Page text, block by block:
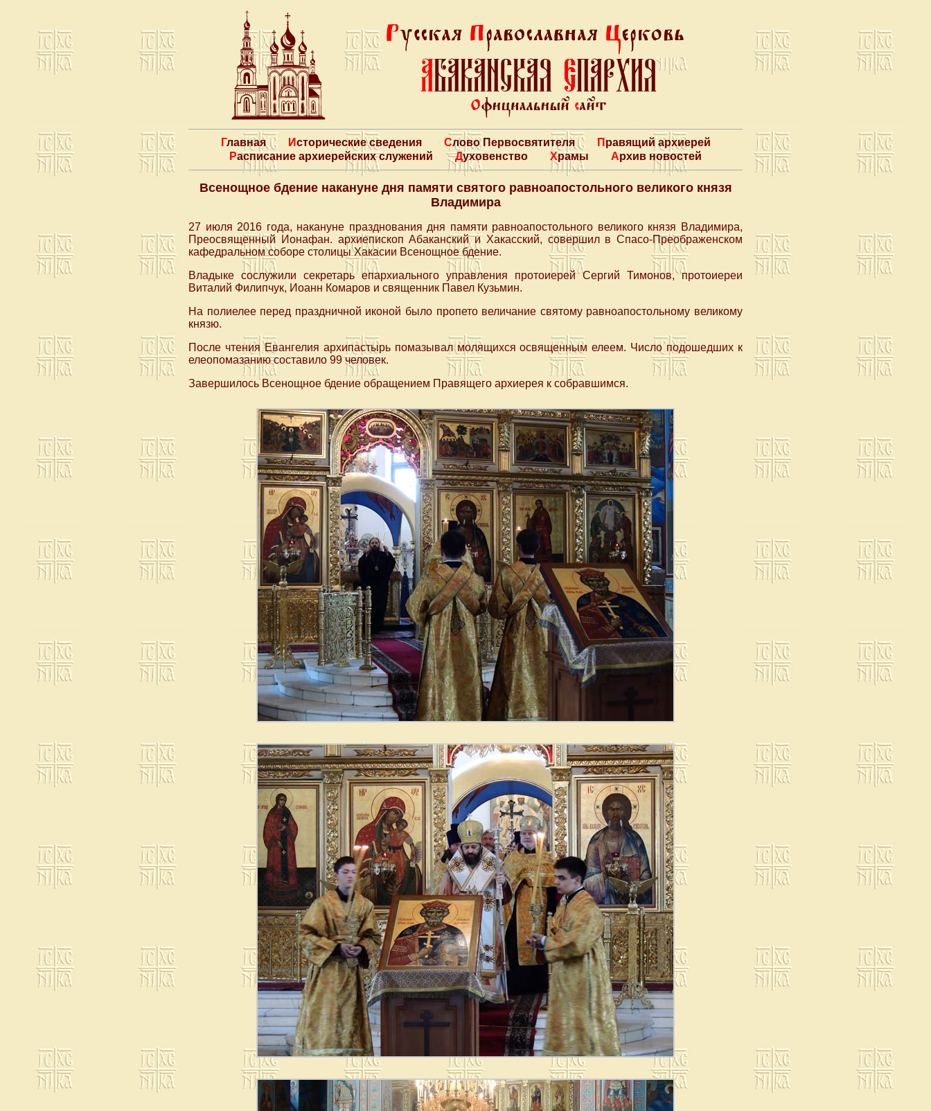
Главная Исторические сведения Слово Первосвятителя
Правящий архиерей
Расписание архиерейских служений
Духовенство Храмы Архив новостей
Всенощное бдение накануне дня памяти святого равноапостольного великого князя
Владимира
27 июля 2016 года, накануне празднования дня памяти равноапостольного великого князя Владимира,
Преосвященный Ионафан. архиепископ Абаканский и Хакасский, совершил в Спасо-Преображенском
кафедральном соборе столицы Хакасии Всенощное бдение.
Владыке сослужили секретарь епархиального управления протоиерей Сергий Тимонов, протоиереи
Виталий Филипчук, Иоанн Комаров и священник Павел Кузьмин.
На полиелее перед праздничной иконой было пропето величание святому равноапостольному великому
князю.
После чтения Евангелия архипастырь помазывал молящихся освященным елеем. Число подошедших к
елеопомазанию составило 99 человек.
Завершилось Всенощное бдение обращением Правящего архиерея к собравшимся.